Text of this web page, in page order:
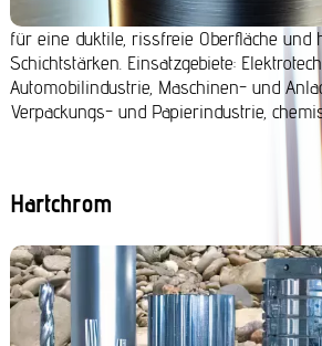
für eine duktile, rissfreie Oberfläche und
Schichtstärken. Einsatzgebiete:
Automobilindustrie, Maschinen- und
Verpackungs- und Papierindustrie,
Hartchrom